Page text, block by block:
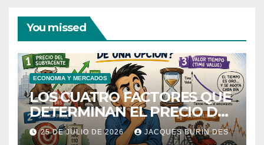
You missed
ECONOMIA Y MERCADOS
LOS CUATRO FACTORES QUE
DETERMINAN EL PRECIO DE
UNA OPCIÓN
25 DE JULIO DE 2026 JACQUES BURIN DES